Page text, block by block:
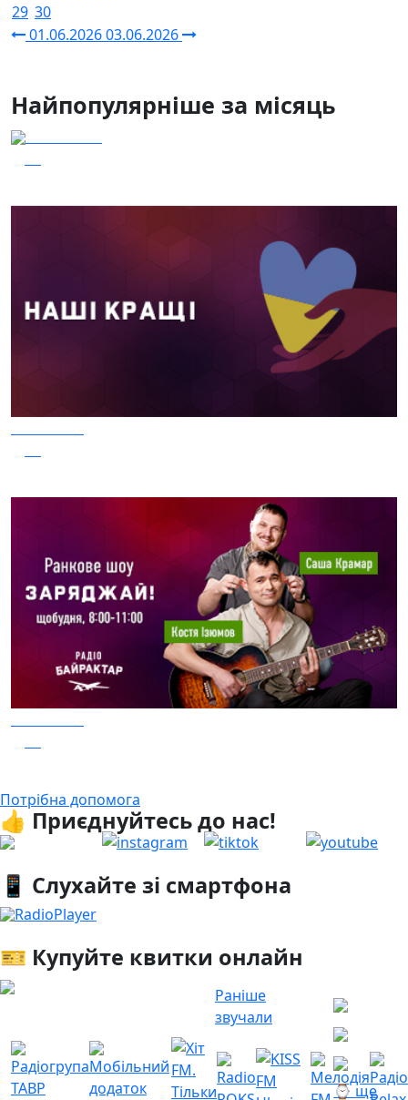
Раніше
звучали
⌚ ще
29 30
01.06.202603.06.2026
Найпопулярніше за місяць
Потрібна допомога
👍 Приєднуйтесь до нас!
📱 Слухайте зі смартфона
RadioPlayer
🎫 Купуйте квитки онлайн